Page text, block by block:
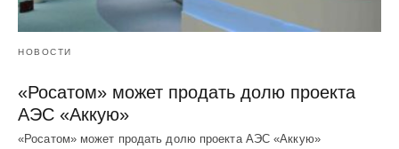
НОВОСТИ
«Росатом» может продать долю проекта
АЭС «Аккую»
«Росатом» может продать долю проекта АЭС «Аккую»